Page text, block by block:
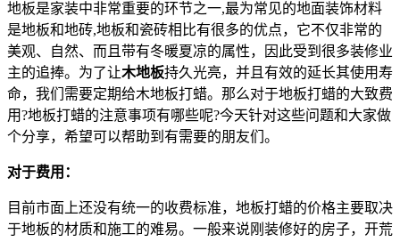
地板是家装中非常重要的环节之一,最为常见的地面装饰材料
是地板和地砖,地板和瓷砖相比有很多的优点，它不仅非常的
美观、自然、而且带有冬暖夏凉的属性，因此受到很多装修业
主的追捧。为了让木地板持久光亮，并且有效的延长其使用寿
命，我们需要定期给木地板打蜡。那么对于地板打蜡的大致费
用?地板打蜡的注意事项有哪些呢?今天针对这些问题和大家做
个分享，希望可以帮助到有需要的朋友们。
对于费用：
目前市面上还没有统一的收费标准，地板打蜡的价格主要取决
于地板的材质和施工的难易。一般来说刚装修好的房子，开荒